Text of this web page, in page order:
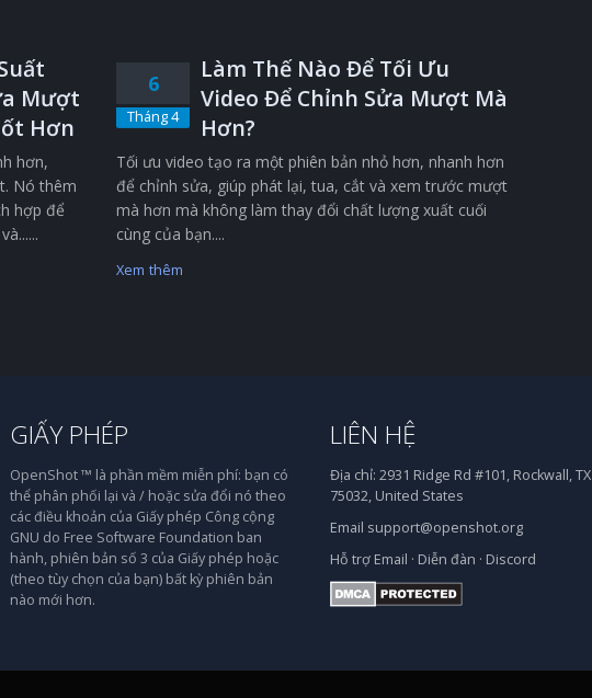
Mượt
Hơn
hơn,
Nó thêm
hợp để
6
Tháng 4
Làm Thế Nào Để Tối Ưu
Video Để Chỉnh Sửa Mượt Mà
Hơn?
Tối ưu video tạo ra một phiên bản nhỏ hơn, nhanh hơn
để chỉnh sửa, giúp phát lại, tua, cắt và xem trước mượt
mà hơn mà không làm thay đổi chất lượng xuất cuối
cùng của bạn....
Xem thêm
GIẤY PHÉP
OpenShot ™ là phần mềm miễn phí: bạn có
thể phân phối lại và / hoặc sửa đổi nó theo
các điều khoản của Giấy phép Công cộng
GNU do Free Software Foundation ban
hành, phiên bản số 3 của Giấy phép hoặc
(theo tùy chọn của bạn) bất kỳ phiên bản
nào mới hơn.
LIÊN HỆ
Địa chỉ: 2931 Ridge Rd #101, Rockwall, TX
75032, United States
Email support@openshot.org
Hỗ trợ Email · Diễn đàn · Discord